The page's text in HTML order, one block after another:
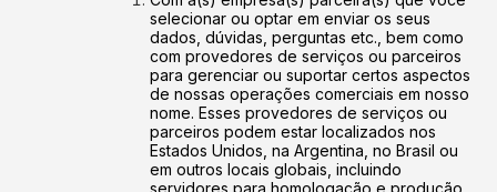
selecionar ou optar em enviar os seus
dados, dúvidas, perguntas etc., bem como
com provedores de serviços ou parceiros
para gerenciar ou suportar certos aspectos
de nossas operações comerciais em nosso
nome. Esses provedores de serviços ou
parceiros podem estar localizados nos
Estados Unidos, na Argentina, no Brasil ou
em outros locais globais, incluindo
servidores para homologação e produção,